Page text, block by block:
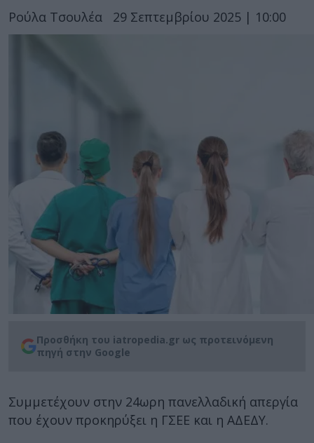
Ρούλα Τσουλέα 29 Σεπτεμβρίου 2025 | 10:00
Προσθήκη του iatropedia.gr ως προτεινόμενη
πηγή στην Google
Συμμετέχουν στην 24ωρη πανελλαδική απεργία
που έχουν προκηρύξει η ΓΣΕΕ και η ΑΔΕΔΥ.